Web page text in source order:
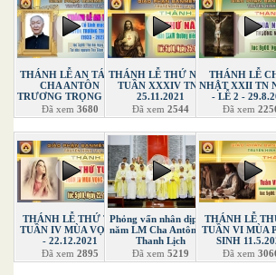
THÁNH LỄ AN TÁNG
CHA ANTÔN
TRƯƠNG TRỌNG TÀI
Đã xem 3680
THÁNH LỄ THỨ NĂM
TUẦN XXXIV TN -
25.11.2021
Đã xem 2544
THÁNH LỄ
NHẬT XXII TN
- LỄ 2 -
Đã xem
THÁNH LỄ THỨ TƯ
TUẦN IV MÙA VỌNG
- 22.12.2021
Đã xem 2895
Phỏng vấn nhân dịp 60
năm LM Cha Antôn Vũ
Thanh Lịch
Đã xem 5219
THÁNH LỄ
TUẦN VI MÙA
SINH
Đã xem